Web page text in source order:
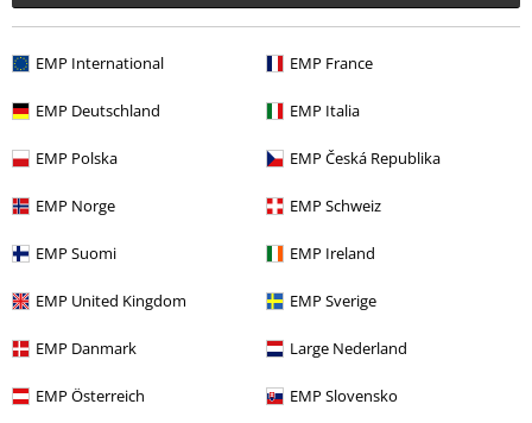
EMP International EMP France
EMP Deutschland EMP Italia
EMP Polska EMP Česká Republika
EMP Norge EMP Schweiz
EMP Suomi EMP Ireland
EMP United Kingdom EMP Sverige
EMP Danmark Large Nederland
EMP Österreich EMP Slovensko
War diese Bewertung hilfreich für dich?
3 Bewertungen
Perfekt
1 Tasche hätte etwas größer ausfallen können